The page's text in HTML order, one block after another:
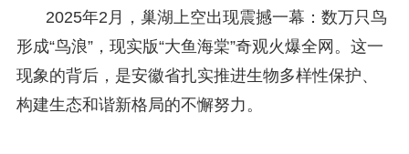
2025年2月，巢湖上空出现震撼一幕：数万只鸟
形成“鸟浪”，现实版“大鱼海棠”奇观火爆全网。这一
现象的背后，是安徽省扎实推进生物多样性保护、
构建生态和谐新格局的不懈努力。